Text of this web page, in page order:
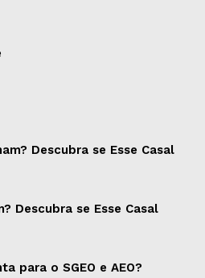
Descubra se Esse Casal
Descubra se Esse Casal
para o SGEO e AEO?